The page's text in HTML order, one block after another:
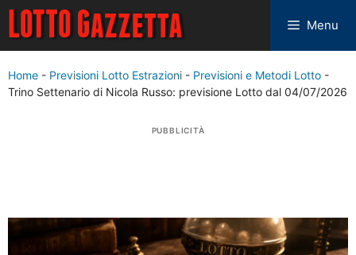
Menu
Home - Previsioni Lotto Estrazioni - Previsioni e Metodi Lotto -
Trino Settenario di Nicola Russo: previsione Lotto dal 04/07/2026
PUBBLICITÀ